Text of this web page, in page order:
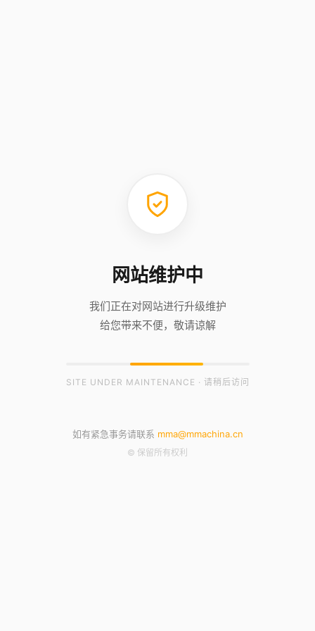
网站维护中
我们正在对网站进行升级维护
给您带来不便，敬请谅解
SITE UNDER MAINTENANCE · 请稍后访问
如有紧急事务请联系 mma@mmachina.cn
© 保留所有权利